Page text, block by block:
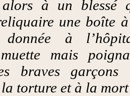
à un blessé
une boîte
à
mais
braves
torture et à la